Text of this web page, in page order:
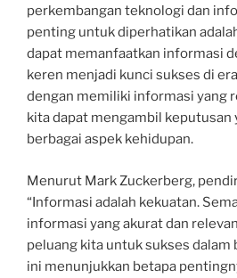
perkembangan teknologi dan
penting untuk diperhatikan
dapat memanfaatkan informasi
keren menjadi kunci sukses di
dengan memiliki informasi yang
kita dapat mengambil keputusan
berbagai aspek kehidupan.
Menurut Mark Zuckerberg,
“Informasi adalah kekuatan.
informasi yang akurat dan
peluang kita untuk sukses dalam
ini menunjukkan betapa